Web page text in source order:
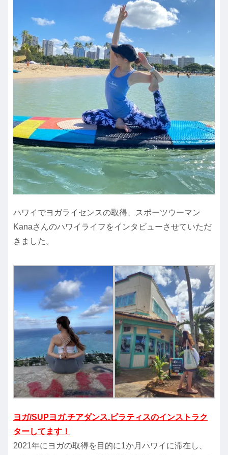
ハワイでヨガライセンスの取得、スポーツウーマン
Kanaさんのハワイライフをインタビューさせていただ
きました。
ヨガ/SUPヨガ.チアダンス.ピラティスのインストラク
ターしてます！
2021年にヨガの取得を目的に1か月ハワイに滞在し、